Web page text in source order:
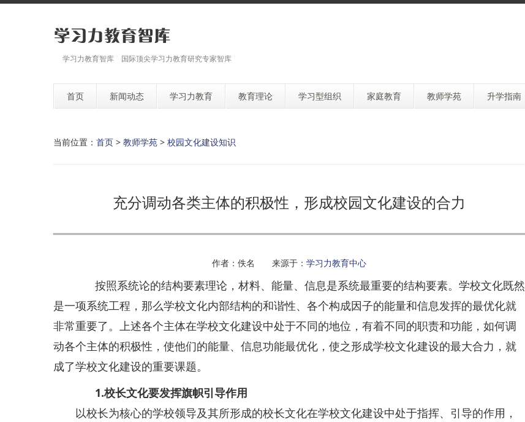
学习力教育智库 国际顶尖学习力教育研究专家智库
首页 新闻动态 学习力教育 教育理论 学习型组织 家庭教育 教师学苑 升学指南
当前位置： 首页 > 教师学苑 > 校园文化建设知识
充分调动各类主体的积极性，形成校园文化建设的合力
作者：佚名 来源于： 学习力教育中心
按照系统论的结构要素理论，材料、能量、信息是系统最重要的结构要素。学校文化既然
是一项系统工程，那么学校文化内部结构的和谐性、各个构成因子的能量和信息发挥的最优化就
非常重要了。上述各个主体在学校文化建设中处于不同的地位，有着不同的职责和功能，如何调
动各个主体的积极性，使他们的能量、信息功能最优化，使之形成学校文化建设的最大合力，就
成了学校文化建设的重要课题。
1.校长文化要发挥旗帜引导作用
以校长为核心的学校领导及其所形成的校长文化在学校文化建设中处于指挥、引导的作用，